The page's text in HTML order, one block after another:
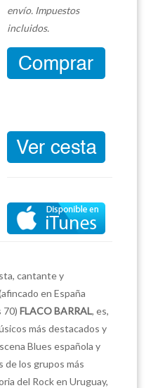
envío. Impuestos
incluidos.
cantante y
en España
70) FLACO BARRAL, es,
más destacados y
Blues española y
de los grupos más
del Rock en Uruguay,